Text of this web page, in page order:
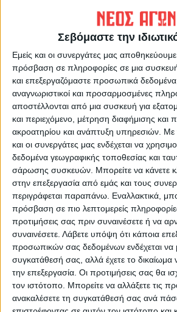
Σεβόμαστε την
Εμείς και οι συνεργάτες μας
πρόσβαση σε πληροφορίες σε μια
και επεξεργαζόμαστε προσωπικά
αναγνωριστικοί και προσαρμοσμένες
αποστέλλονται από μια συσκευή για
και περιεχόμενο, μέτρηση διαφήμισης και
ακροατηρίου και ανάπτυξη υπηρεσιών. Με
και οι συνεργάτες μας ενδέχεται να
δεδομένα γεωγραφικής τοποθεσίας και
σάρωσης συσκευών. Μπορείτε να κάνετε
στην επεξεργασία από εμάς και τους
περιγράφεται παραπάνω. Εναλλακτικά,
πρόσβαση σε πιο λεπτομερείς
προτιμήσεις σας πριν συναινέσετε ή να
συναινέσετε. Λάβετε υπόψη ότι κάποια
προσωπικών σας δεδομένων ενδέχεται να
συγκατάθεσή σας, αλλά έχετε το δικαίωμα
την επεξεργασία. Οι προτιμήσεις σας θα
τον ιστότοπο. Μπορείτε να αλλάξετε τις
ανακαλέσετε τη συγκατάθεσή σας ανά
εισαγωγών ενέργειας από τη
σύμφωνα με υπουργό της
Βίκτορ Όρμπαν.
«Το καταστήσαμε σαφές ότι
υποστηρίξουμε» επέκταση
της ΕΕ κατά της Ρωσίας
ενέργειας, δήλωσε χθες
Γκεργκέλι Γκούλιας,
Όρμπαν, στο ουγγαρέζικο
δίκτυο HirTV.
Ετοιμοι για όλα τα
Παράλληλα το υπουργείο
και Ενέργειας σε συνεργασία
φορείς της ενεργειακής
προετοιμάζεται για όλα τα
περιλαμβάνουν και το
της ροής φυσικού αερίου από